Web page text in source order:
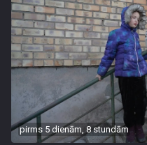
pirms 5 dienām, 8 stundām